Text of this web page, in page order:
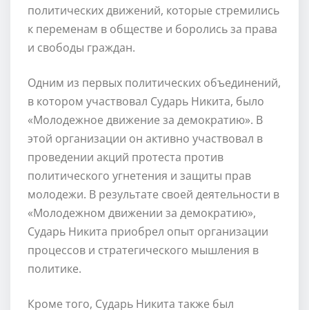
политических движений, которые стремились
к переменам в обществе и боролись за права
и свободы граждан.
Одним из первых политических объединений,
в котором участвовал Сударь Никита, было
«Молодежное движение за демократию». В
этой организации он активно участвовал в
проведении акций протеста против
политического угнетения и защиты прав
молодежи. В результате своей деятельности в
«Молодежном движении за демократию»,
Сударь Никита приобрел опыт организации
процессов и стратегического мышления в
политике.
Кроме того, Сударь Никита также был